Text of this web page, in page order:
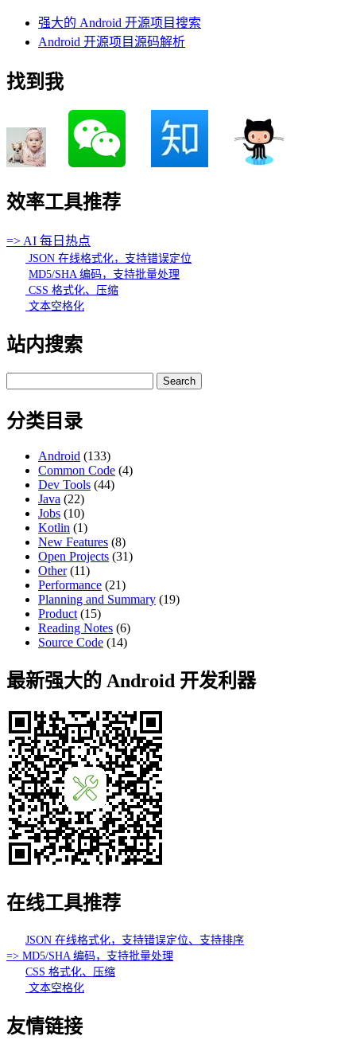
强大的 Android 开源项目搜索
Android 开源项目源码解析
找到我
效率工具推荐
=> AI 每日热点
JSON 在线格式化，支持错误定位
MD5/SHA 编码，支持批量处理
CSS 格式化、压缩
文本空格化
站内搜索
for:
分类目录
Android (133)
Common Code (4)
Dev Tools (44)
Java (22)
Jobs (10)
Kotlin (1)
New Features (8)
Open Projects (31)
Other(11)
Performance (21)
Planning and Summary (19)
Product (15)
Reading Notes (6)
Source Code (14)
最新强大的 Android 开发利器
在线工具推荐
JSON 在线格式化，支持错误定位、支持排序
=> MD5/SHA 编码，支持批量处理
CSS 格式化、压缩
文本空格化
友情链接